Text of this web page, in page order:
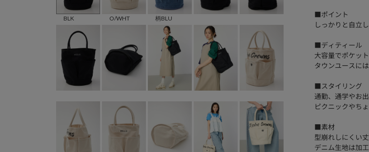
BLK O/WHT 柄BLU
■ポイント
しっかりと自立
■ディティール
大容量でポケッ
タウンユースに
■スタイリング
通勤、通学やお
ピクニックやち
■素材
型崩れしにくい
デニム生地は加